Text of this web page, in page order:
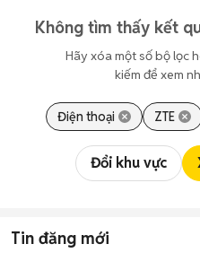
Không tìm thấy kết
Hãy xóa một số bộ lọc
kiếm để xem
Điện thoại ZTE
Đổi khu vực
Tin đăng mới